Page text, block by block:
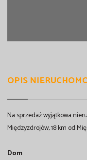
OPIS
Na sprzedaż wyjątkowa
Międzyzdrojów, 18 km od
Dom